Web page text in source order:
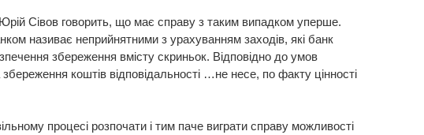
Сівов говорить, що має справу з таким випадком уперше.
називає неприйнятними з урахуванням заходів, які банк
збереження вмісту скриньок. Відповідно до умов
коштів відповідальності …не несе, по факту цінності
процесі розпочати і тим паче виграти справу можливості